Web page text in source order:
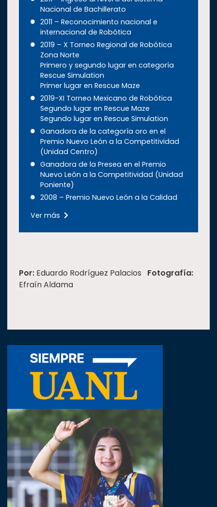
Nacional de Bachillerato
2011 – Reconocimiento nacional e
internacional de Robótica
2019 – X Torneo Regional de Robótica
Zona Norte
Primero y segundo lugar en categoría
Rescue Simulation
Primer lugar en Rescue Maze
2019-XI Torneo Mexicano de Robótica
Segundo lugar en Rescue Maze
Segundo lugar en Rescue Simulation
Ganadora de la categoría oro en el
Premio Nuevo León a la Competitividad
(Unidad Centro)
Ganadora de la Presea en el Premio
Nuevo León a la Competitividad (Unidad
Poniente)
2008 – Premio Nuevo León a la Calidad
Ver más
Por: Eduardo Rodríguez Palacios Fotografía:
Efraín Aldama